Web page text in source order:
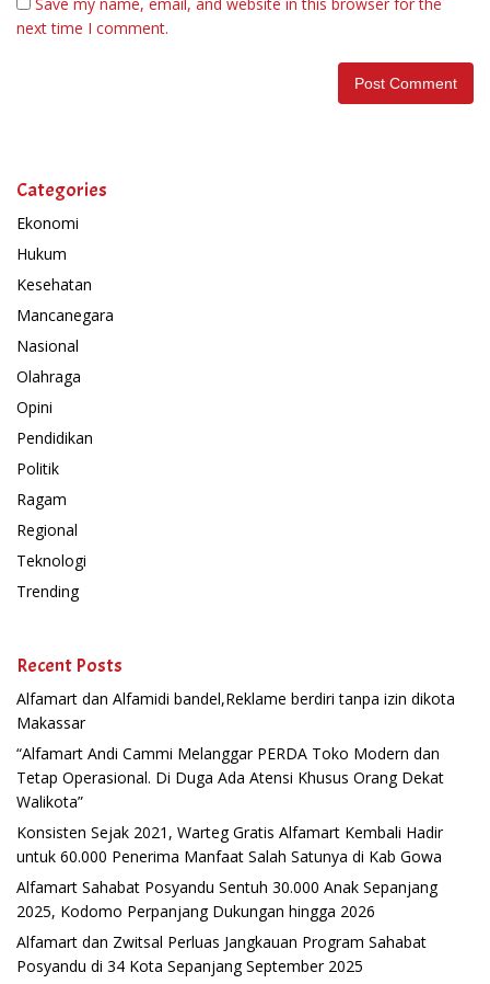
Save my name, email, and website in this browser for the
next time I comment.
Categories
Ekonomi
Hukum
Kesehatan
Mancanegara
Nasional
Olahraga
Opini
Pendidikan
Politik
Ragam
Regional
Teknologi
Trending
Recent Posts
Alfamart dan Alfamidi bandel,Reklame berdiri tanpa izin dikota
Makassar
“Alfamart Andi Cammi Melanggar PERDA Toko Modern dan
Tetap Operasional. Di Duga Ada Atensi Khusus Orang Dekat
Walikota”
Konsisten Sejak 2021, Warteg Gratis Alfamart Kembali Hadir
untuk 60.000 Penerima Manfaat Salah Satunya di Kab Gowa
Alfamart Sahabat Posyandu Sentuh 30.000 Anak Sepanjang
2025, Kodomo Perpanjang Dukungan hingga 2026
Alfamart dan Zwitsal Perluas Jangkauan Program Sahabat
Posyandu di 34 Kota Sepanjang September 2025